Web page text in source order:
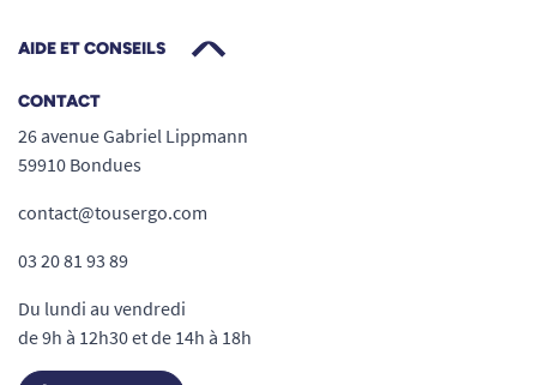
AIDE ET CONSEILS
CONTACT
26 avenue Gabriel Lippmann
59910 Bondues
contact@tousergo.com
03 20 81 93 89
Du lundi au vendredi
de 9h à 12h30 et de 14h à 18h